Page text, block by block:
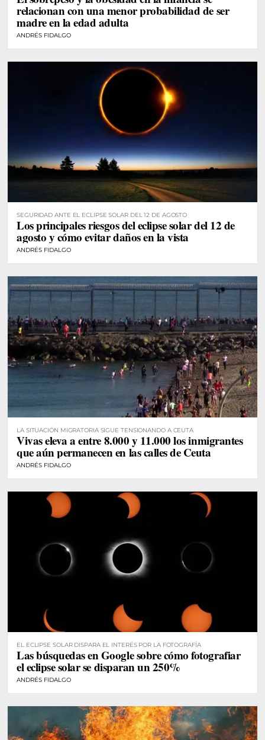
relacionan con una menor probabilidad de ser
madre en la edad adulta
ANDRÉS FIDALGO
SEGURIDAD ANTE EL ECLIPSE SOLAR DEL 12 DE AGOSTO
Los principales riesgos del eclipse solar del 12 de
agosto y cómo evitar daños en la vista
ANDRÉS FIDALGO
LA SITUACIÓN MIGRATORIA SIGUE TENSIONANDO A CEUTA
Vivas eleva a entre 8.000 y 11.000 los inmigrantes
que aún permanecen en las calles de Ceuta
ANDRÉS FIDALGO
EL ECLIPSE SOLAR DISPARA EL INTERÉS POR LA FOTOGRAFÍA
Las búsquedas en Google sobre cómo fotografiar
el eclipse solar se disparan un 250%
ANDRÉS FIDALGO